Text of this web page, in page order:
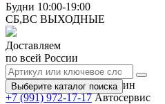
Будни 10:00-19:00
СБ,ВС ВЫХОДНЫЕ
Доставляем
по всей России
Выберите каталог поиска
+7 (991) 973-17-17Магазин
+7 (991) 972-17-17Автосервис